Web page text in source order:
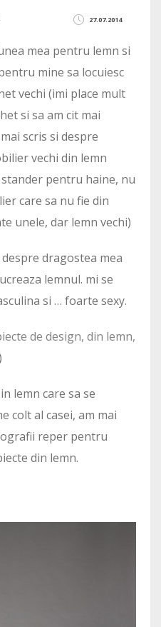
27.07.2014
mea pentru lemn si
mine sa locuiesc
vechi (imi place mult
si sa am cit mai
scris si despre
vechi din lemn
pentru haine, nu
care sa nu fie din
unele, dar lemn vechi)
dragostea mea
lemnul. mi se
si … foarte sexy.
de design, din lemn,
lemn care sa se
colt al casei, am mai
reper pentru
din lemn.